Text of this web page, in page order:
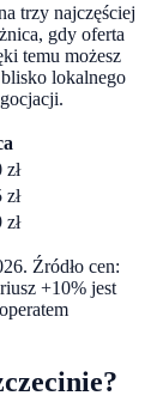
trzy najczęściej
gdy oferta
temu możesz
lokalnego
zł
zł
zł
. Źródło cen:
+10% jest
?